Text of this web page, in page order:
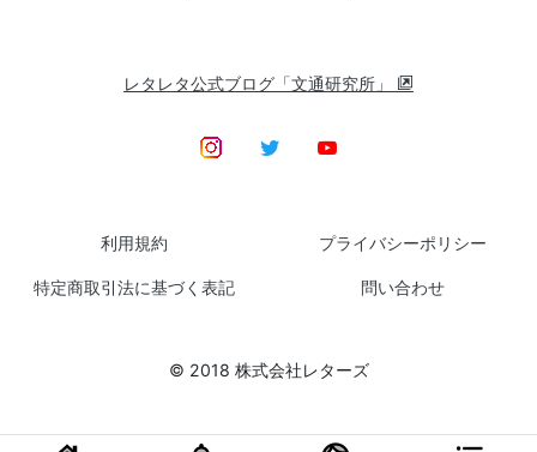
レタレタ公式ブログ「文通研究所」
利用規約 プライバシーポリシー
特定商取引法に基づく表記 問い合わせ
© 2018 株式会社レターズ